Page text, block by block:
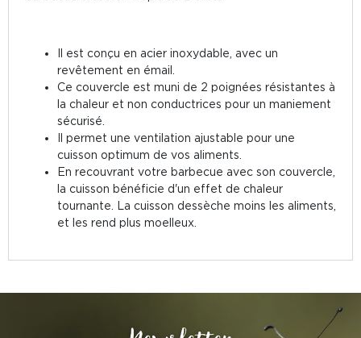
Il est conçu en acier inoxydable, avec un
revêtement en émail.
Ce couvercle est muni de 2 poignées résistantes à
la chaleur et non conductrices pour un maniement
sécurisé.
Il permet une ventilation ajustable pour une
cuisson optimum de vos aliments.
En recouvrant votre barbecue avec son couvercle,
la cuisson bénéficie d'un effet de chaleur
tournante. La cuisson dessèche moins les aliments,
et les rend plus moelleux.